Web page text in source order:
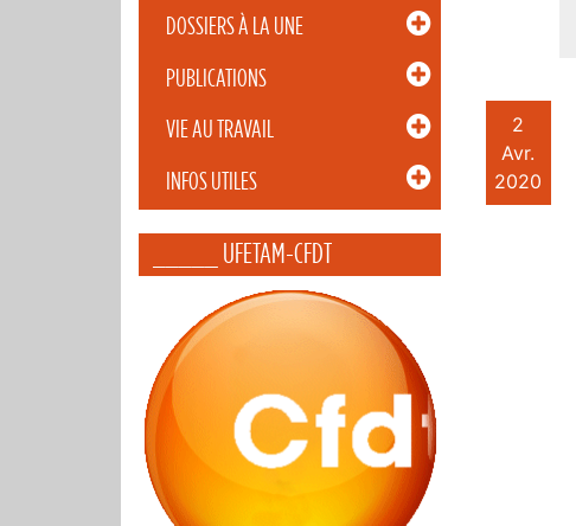
DOSSIERS À LA UNE
PUBLICATIONS
VIE AU TRAVAIL
INFOS UTILES
_____ UFETAM-CFDT
2
Avr.
2020